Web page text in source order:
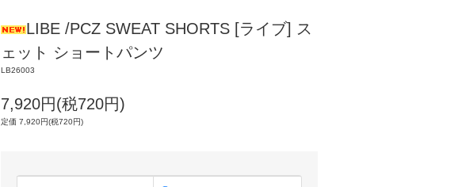
LIBE /PCZ SWEAT SHORTS [ライブ] ス
ェット ショートパンツ
LB26003
7,920円(税720円)
定価 7,920円(税720円)